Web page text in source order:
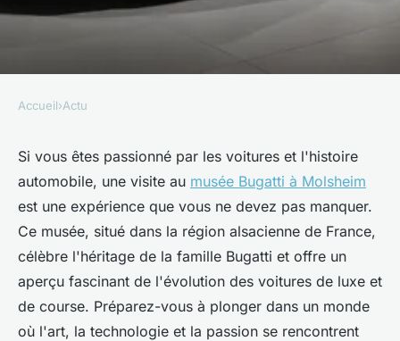
Découverte des trésors du
musée bugatti à molsheim
Sarah•28 janvier 2025• 6 min de lecture
Accueil›Actu
Si vous êtes passionné par les voitures et l'histoire
automobile, une visite au musée Bugatti à Molsheim
est une expérience que vous ne devez pas manquer.
Ce musée, situé dans la région alsacienne de France,
célèbre l'héritage de la famille Bugatti et offre un
aperçu fascinant de l'évolution des voitures de luxe et
de course. Préparez-vous à plonger dans un monde
où l'art, la technologie et la passion se rencontrent